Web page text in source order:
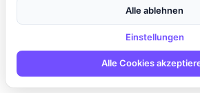
eine Service- und IoT-Plattform, die
ihre Anlagen intelligent zu überwachen,
und ihren Service von einem reaktiven
proaktives Geschäftsmodell zu
Developer (M/W/D) sind Sie verantwortlich
Alle ablehnen
Einstellungen
Alle Cookies